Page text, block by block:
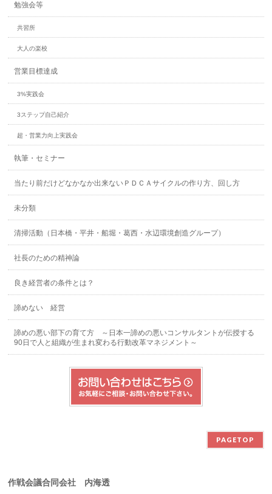
勉強会等
共習所
大人の楽校
営業目標達成
3%実践会
3ステップ自己紹介
超・営業力向上実践会
執筆・セミナー
当たり前だけどなかなか出来ないＰＤＣＡサイクルの作り方、回し方
未分類
清掃活動（日本橋・平井・船堀・葛西・水辺環境創造グループ）
社長のための精神論
良き経営者の条件とは？
諦めない 経営
諦めの悪い部下の育て方 ～日本一諦めの悪いコンサルタントが伝授する
90日で人と組織が生まれ変わる行動改革マネジメント～
PAGETOP
作戦会議合同会社 内海透